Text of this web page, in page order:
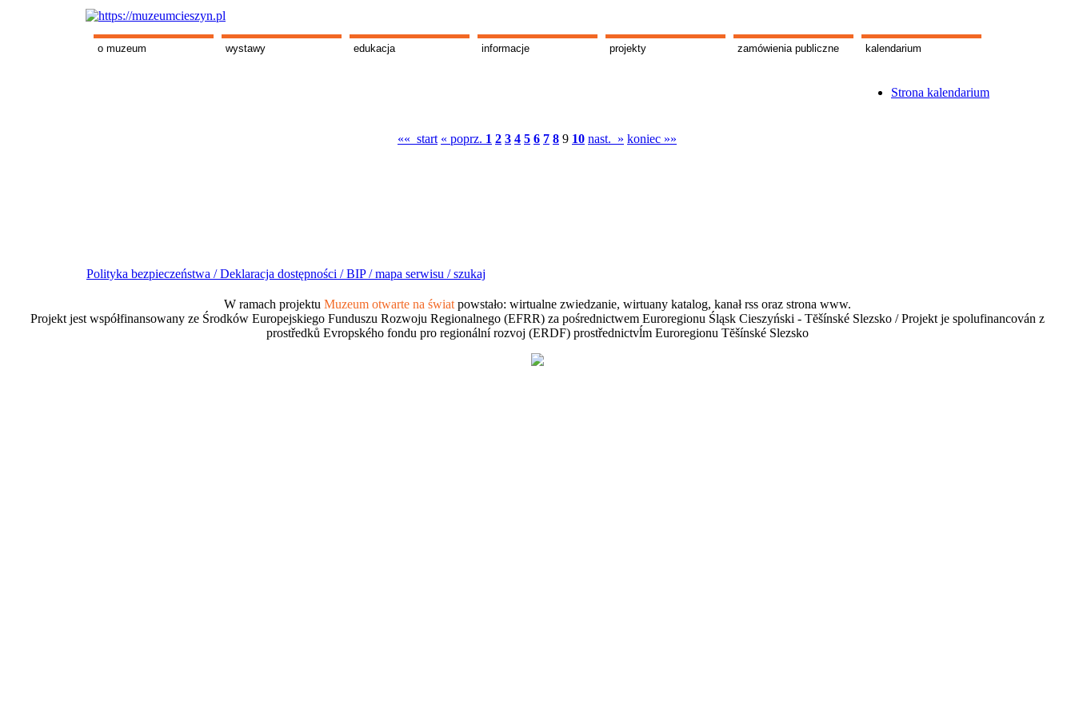
o muzeum wystawy edukacja informacje projekty zamówienia publiczne kalendarium
Strona kalendarium
«« start « poprz. 1 2 3 4 5 6 7 8 9 10 nast. » koniec »»
Polityka bezpieczeństwa /Deklaracja dostępności /BIP /mapa serwisu /szukaj
W ramach projektu Muzeum otwarte na świat powstało: wirtualne zwiedzanie, wirtuany katalog, kanał rss oraz strona www.
Projekt jest współfinansowany ze Środków Europejskiego Funduszu Rozwoju Regionalnego (EFRR) za pośrednictwem Euroregionu Śląsk Cieszyński - Tĕšínské Slezsko / Projekt je spolufinancován z
prostředků Evropského fondu pro regionální rozvoj (ERDF) prostřednictvĺm Euroregionu Tĕšínské Slezsko